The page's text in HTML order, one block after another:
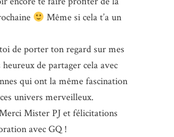
Même si cela t’a un
de porter ton regard sur mes
heureux de partager cela avec
qui ont la même fascination
univers merveilleux.
Mister PJ et félicitations
avec GQ !